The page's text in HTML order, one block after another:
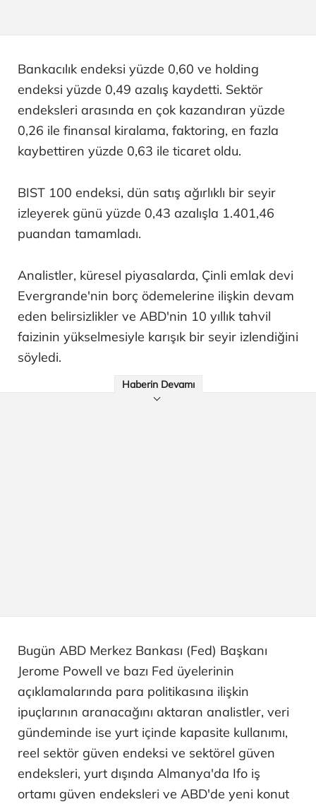
Bankacılık endeksi yüzde 0,60 ve holding
endeksi yüzde 0,49 azalış kaydetti. Sektör
endeksleri arasında en çok kazandıran yüzde
0,26 ile finansal kiralama, faktoring, en fazla
kaybettiren yüzde 0,63 ile ticaret oldu.
BIST 100 endeksi, dün satış ağırlıklı bir seyir
izleyerek günü yüzde 0,43 azalışla 1.401,46
puandan tamamladı.
Analistler, küresel piyasalarda, Çinli emlak devi
Evergrande'nin borç ödemelerine ilişkin devam
eden belirsizlikler ve ABD'nin 10 yıllık tahvil
faizinin yükselmesiyle karışık bir seyir izlendiğini
söyledi.
Haberin Devamı
Bugün ABD Merkez Bankası (Fed) Başkanı
Jerome Powell ve bazı Fed üyelerinin
açıklamalarında para politikasına ilişkin
ipuçlarının aranacağını aktaran analistler, veri
gündeminde ise yurt içinde kapasite kullanımı,
reel sektör güven endeksi ve sektörel güven
endeksleri, yurt dışında Almanya'da Ifo iş
ortamı güven endeksleri ve ABD'de yeni konut